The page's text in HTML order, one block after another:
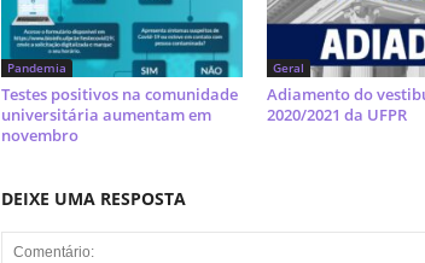
Pandemia
Testes positivos na comunidade
universitária aumentam em
novembro
Geral
Adiamento do
2020/2021 da UFPR
DEIXE UMA RESPOSTA